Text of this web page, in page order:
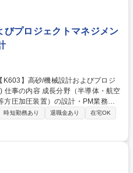
査、育成指導。「標準作業手順
落とし込み。■トラブルシューティ
終わらせず、メカニズムを解明し、
入 募集職種 【K616】
工程設計・プロセス構築）
びプロジェクトマネジメン
方圧加圧装置）の設計・PM業務を
らスタートし、将来的にはグローバ
心に、計画
く担当。(1)仕様検討・設計(2)オー
・PM業務等。材料の高性能化に不
宇宙開発など最先端産業の発展に
プロ組織で、担当機種において大
時短勤務あり 退職金あり
在宅OK